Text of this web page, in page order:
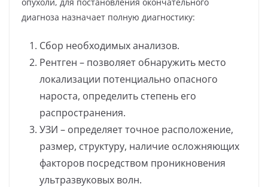
диагноза назначает полную диагностику:
Сбор необходимых анализов.
Рентген – позволяет обнаружить место
локализации потенциально опасного
нароста, определить степень его
распространения.
УЗИ – определяет точное расположение,
размер, структуру, наличие осложняющих
факторов посредством проникновения
ультразвуковых волн.